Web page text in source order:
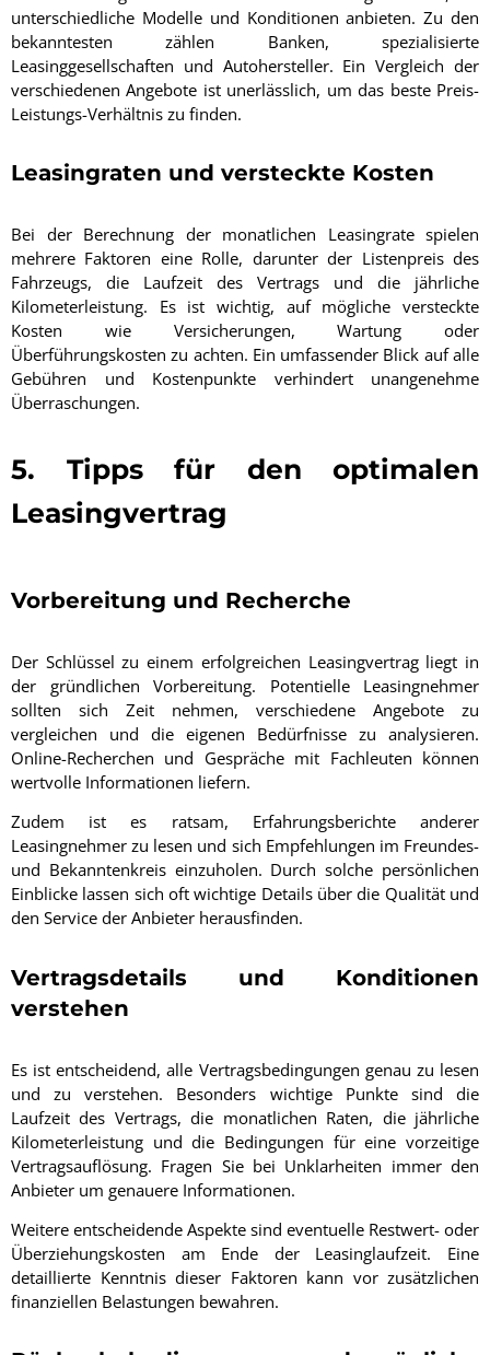
unterschiedliche Modelle und Konditionen anbieten. Zu den
bekanntesten zählen Banken, spezialisierte
Leasinggesellschaften und Autohersteller. Ein Vergleich der
verschiedenen Angebote ist unerlässlich, um das beste Preis-
Leistungs-Verhältnis zu finden.
Leasingraten und versteckte Kosten
Bei der Berechnung der monatlichen Leasingrate spielen
mehrere Faktoren eine Rolle, darunter der Listenpreis des
Fahrzeugs, die Laufzeit des Vertrags und die jährliche
Kilometerleistung. Es ist wichtig, auf mögliche versteckte
Kosten wie Versicherungen, Wartung oder
Überführungskosten zu achten. Ein umfassender Blick auf alle
Gebühren und Kostenpunkte verhindert unangenehme
Überraschungen.
5. Tipps für den optimalen
Leasingvertrag
Vorbereitung und Recherche
Der Schlüssel zu einem erfolgreichen Leasingvertrag liegt in
der gründlichen Vorbereitung. Potentielle Leasingnehmer
sollten sich Zeit nehmen, verschiedene Angebote zu
vergleichen und die eigenen Bedürfnisse zu analysieren.
Online-Recherchen und Gespräche mit Fachleuten können
wertvolle Informationen liefern.
Zudem ist es ratsam, Erfahrungsberichte anderer
Leasingnehmer zu lesen und sich Empfehlungen im Freundes-
und Bekanntenkreis einzuholen. Durch solche persönlichen
Einblicke lassen sich oft wichtige Details über die Qualität und
den Service der Anbieter herausfinden.
Vertragsdetails und Konditionen
verstehen
Es ist entscheidend, alle Vertragsbedingungen genau zu lesen
und zu verstehen. Besonders wichtige Punkte sind die
Laufzeit des Vertrags, die monatlichen Raten, die jährliche
Kilometerleistung und die Bedingungen für eine vorzeitige
Vertragsauflösung. Fragen Sie bei Unklarheiten immer den
Anbieter um genauere Informationen.
Weitere entscheidende Aspekte sind eventuelle Restwert- oder
Überziehungskosten am Ende der Leasinglaufzeit. Eine
detaillierte Kenntnis dieser Faktoren kann vor zusätzlichen
finanziellen Belastungen bewahren.